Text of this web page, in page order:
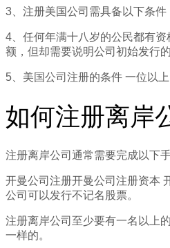
3、注册美国公司需具备以下条
4、任何年满十八岁的公民都有
额，但却需要说明公司初始发行的
5、美国公司注册的条件 一位以
如何注册离岸
注册离岸公司通常需要完成以下
开曼公司注册开曼公司注册资本
公司可以发行不记名股票。
注册离岸公司至少要有一名以上
一样的。